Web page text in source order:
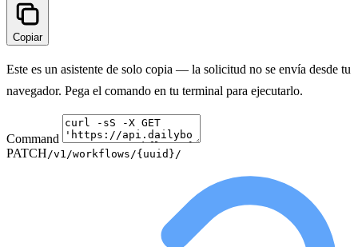
Copiar
Este es un asistente de solo copia — la solicitud no se envía desde tu
navegador. Pega el comando en tu terminal para ejecutarlo.
Command
PATCH /v1/workflows/{uuid}/